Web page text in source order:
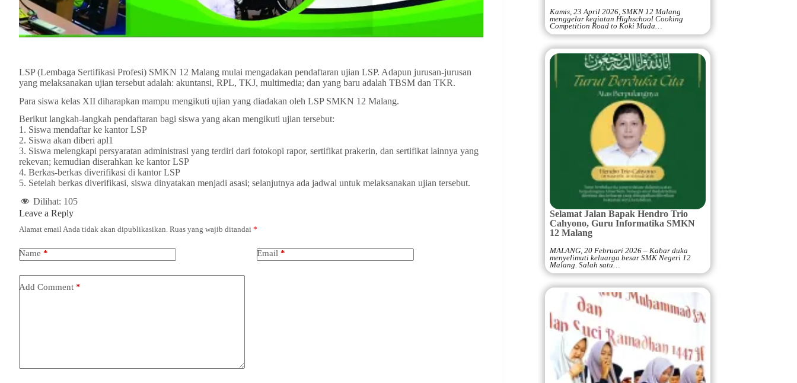
LSP (Lembaga Sertifikasi Profesi) SMKN 12 Malang mulai mengadakan pendaftaran ujian LSP. Adapun jurusan-jurusan
yang melaksanakan ujian tersebut adalah: akuntansi, RPL, TKJ, multimedia; dan yang baru adalah TBSM dan TKR.
Para siswa kelas XII diharapkan mampu mengikuti ujian yang diadakan oleh LSP SMKN 12 Malang.
Berikut langkah-langkah pendaftaran bagi siswa yang akan mengikuti ujian tersebut:
1. Siswa mendaftar ke kantor LSP
2. Siswa akan diberi apl1
3. Siswa melengkapi persyaratan administrasi yang terdiri dari fotokopi rapor, sertifikat prakerin, dan sertifikat lainnya yang
rekevan; kemudian diserahkan ke kantor LSP
4. Berkas-berkas diverifikasi di kantor LSP
5. Setelah berkas diverifikasi, siswa dinyatakan menjadi asasi; selanjutnya ada jadwal untuk melaksanakan ujian tersebut.
Dilihat: 105
Leave a Reply
Alamat email Anda tidak akan dipublikasikan. Ruas yang wajib ditandai *
Name * Email *
Add Comment *
Kamis, 23 April 2026, SMKN 12 Malang
menggelar kegiatan Highschool Cooking
Competition Road to Koki Muda…
Selamat Jalan Bapak Hendro Trio
Cahyono, Guru Informatika SMKN
12 Malang
MALANG, 20 Februari 2026 – Kabar duka
menyelimuti keluarga besar SMK Negeri 12
Malang. Salah satu…